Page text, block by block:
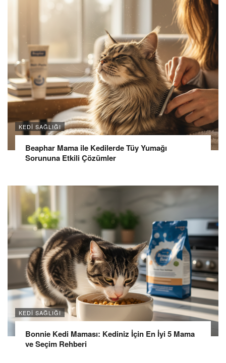
KEDI SAĞLIĞI
Beaphar Mama ile Kedilerde Tüy Yumağı
Sorununa Etkili Çözümler
KEDI SAĞLIĞI
Bonnie Kedi Maması: Kediniz İçin En İyi 5 Mama
ve Seçim Rehberi